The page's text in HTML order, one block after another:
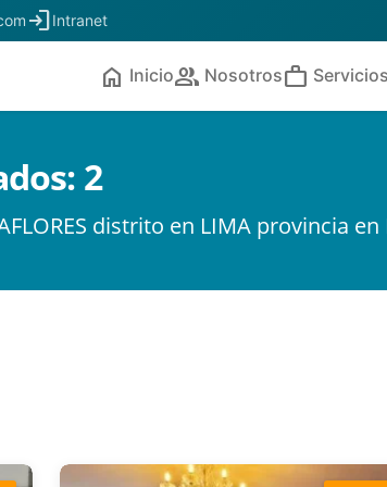
loginIntranet
home Iniciopeople Nosotroswork Servicios
2
distrito en LIMA provincia